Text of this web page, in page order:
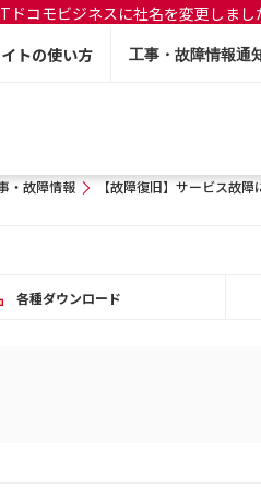
コモビジネスに社名を変更しまし
トの使い方 工事・故障情報通
・故障情報 【故障復旧】サービス故障
各種ダウンロード